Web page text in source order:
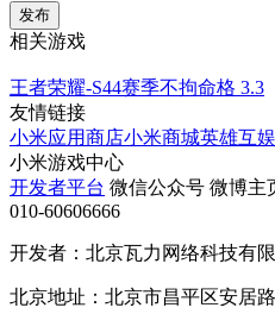
发布
相关游戏
王者荣耀-S44赛季不拘命格 3.3
友情链接
小米应用商店小米商城英雄互娱
小米游戏中心
开发者平台 微信公众号 微博主
010-60606666
开发者：北京瓦力网络科技有
北京地址：北京市昌平区安居